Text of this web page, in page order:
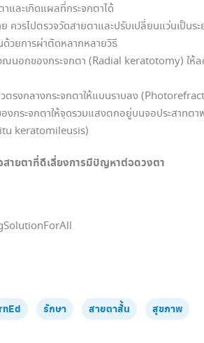
และเกิดแผลที่กระจกตาได้
ควรไปตรวจวัดสายตาและปรับเปลี่ยนแว่นเป็นระ
วยการผ่าตัดหลากหลายวิธี
ณนอกของกระจกตา (Radial keratotomy) ให้
วตรงกลางกระจกตาให้แบนราบลง
องกระจกตาให้จุดรวมแสงตกอยู่บนจอประสาทตา
keratomileusis)
สายตาที่ดีเลี่ยงการมีปัญหาต่อดวงตา
รักษา สายตาสั้น สุขภาพ